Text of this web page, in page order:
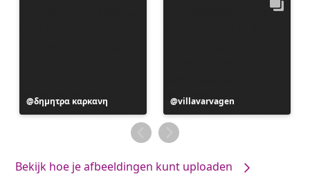
Bericht
gepubliceerd
δημητρα καρκανη
Bericht
gepubliceerd
door
villavarvagen
Bekijk hoe je afbeeldingen kunt uploaden